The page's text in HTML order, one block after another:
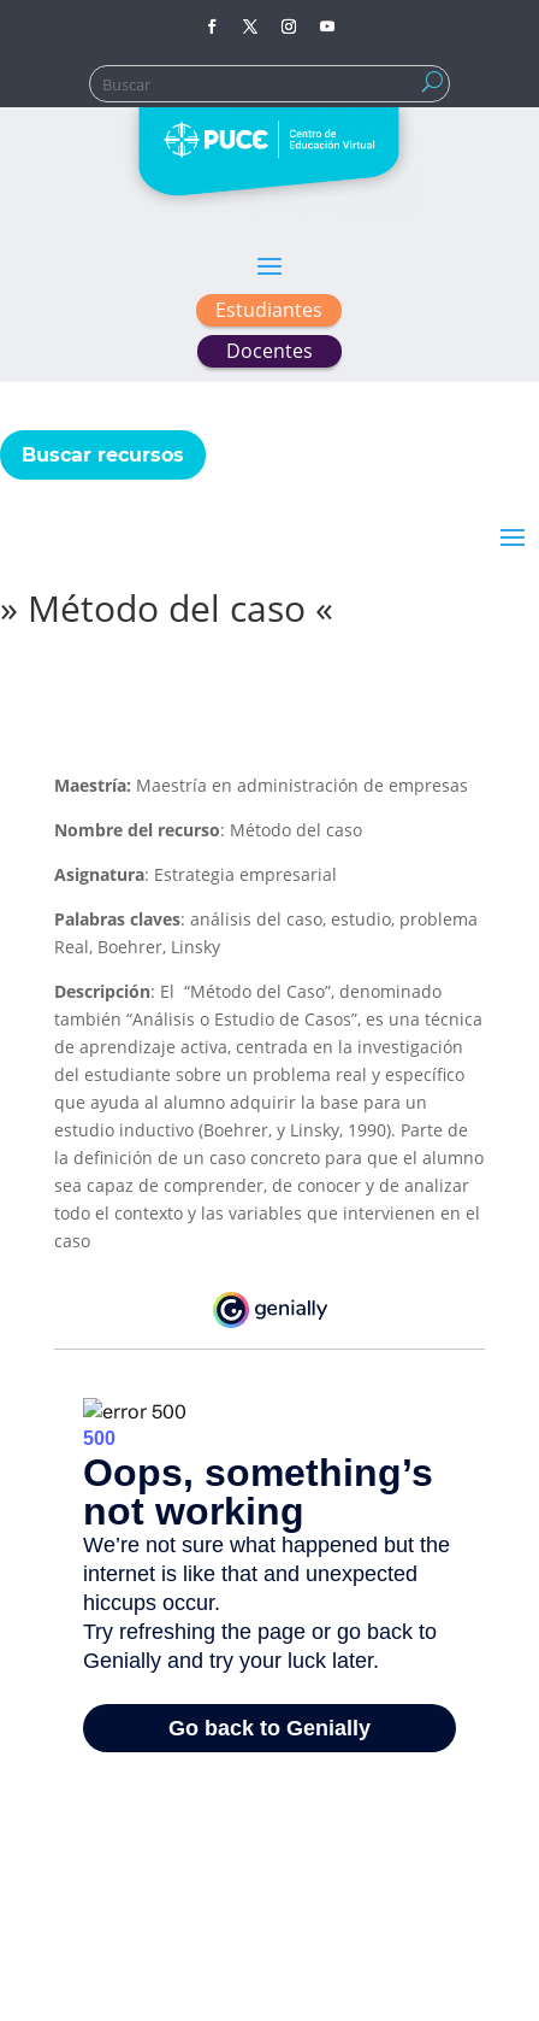
Buscar:
Estudiantes
Docentes
Buscar recursos
» Método del caso «
Maestría: Maestría en administración de empresas
Nombre del recurso: Método del caso
Asignatura: Estrategia empresarial
Palabras claves: análisis del caso, estudio, problema
Real, Boehrer, Linsky
Descripción: El “Método del Caso”, denominado
también “Análisis o Estudio de Casos”, es una técnica
de aprendizaje activa, centrada en la investigación
del estudiante sobre un problema real y específico
que ayuda al alumno adquirir la base para un
estudio inductivo (Boehrer, y Linsky, 1990). Parte de
la definición de un caso concreto para que el alumno
sea capaz de comprender, de conocer y de analizar
todo el contexto y las variables que intervienen en el
caso